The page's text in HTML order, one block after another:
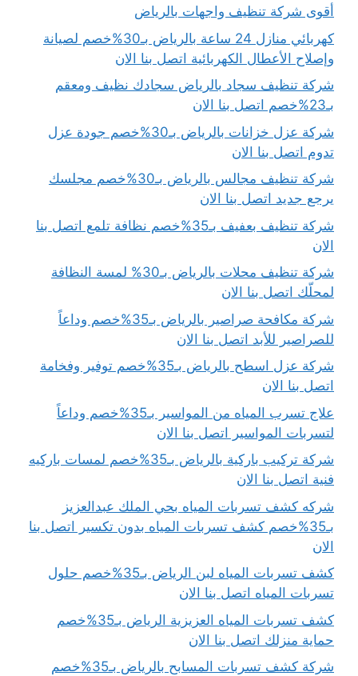
أقوى شركة تنظيف واجهات بالرياض
كهربائي منازل 24 ساعة بالرياض بـ30%خصم لصيانة
وإصلاح الأعطال الكهربائية اتصل بنا الان
شركة تنظيف سجاد بالرياض سجادك نظيف ومعقم
بـ23%خصم اتصل بنا الان
شركة عزل خزانات بالرياض بـ30%خصم جودة عزل
تدوم اتصل بنا الان
شركة تنظيف مجالس بالرياض بـ30%خصم مجلسك
يرجع جديد اتصل بنا الان
شركة تنظيف بعفيف بـ35%خصم نظافة تلمع اتصل بنا
الان
شركة تنظيف محلات بالرياض بـ30% لمسة النظافة
لمحلّك اتصل بنا الان
شركة مكافحة صراصير بالرياض بـ35%خصم وداعاً
للصراصير للأبد اتصل بنا الان
شركة عزل اسطح بالرياض بـ35%خصم توفير وفخامة
اتصل بنا الان
علاج تسرب المياه من المواسير بـ35%خصم وداعاً
لتسربات المواسير اتصل بنا الان
شركة تركيب باركية بالرياض بـ35%خصم لمسات باركيه
فنية اتصل بنا الان
شركه كشف تسربات المياه بحي الملك عبدالعزيز
بـ35%خصم كشف تسربات المياه بدون تكسير اتصل بنا
الان
كشف تسربات المياه لبن الرياض بـ35%خصم حلول
تسربات المياه اتصل بنا الان
كشف تسربات المياه العزيزية الرياض بـ35%خصم
حماية منزلك اتصل بنا الان
شركة كشف تسربات المسابح بالرياض بـ35%خصم